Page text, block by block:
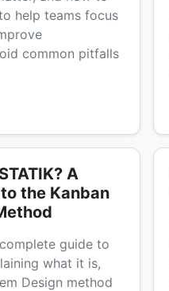
help teams focus
common pitfalls
A
the Kanban
guide to
what it is,
Design method